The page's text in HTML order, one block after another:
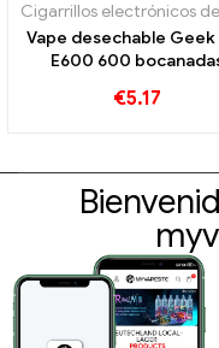
Vape desechable Geek
E600 600
€5.17